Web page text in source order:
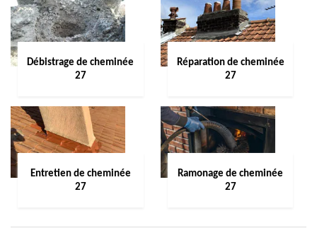
Débistrage de cheminée
27
Réparation de cheminée
27
Entretien de cheminée
27
Ramonage de cheminée
27